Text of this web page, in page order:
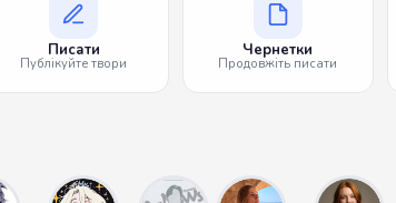
Писати
Публікуйте твори
Чернетки
Продовжіть писати